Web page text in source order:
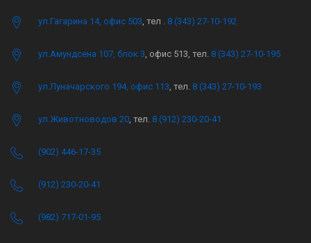
ул.Гагарина 14, офис 503 , тел . 8 (343) 27-10-192
ул.Амундсена 107, блок 3 , офис 513, тел. 8 (343) 27-10-195
ул.Луначарского 194, офис 113 , тел. 8 (343) 27-10-193
ул.Животноводов 20 , тел. 8 (912) 230-20-41
(902) 446-17-35
(912) 230-20-41
(982) 717-01-95